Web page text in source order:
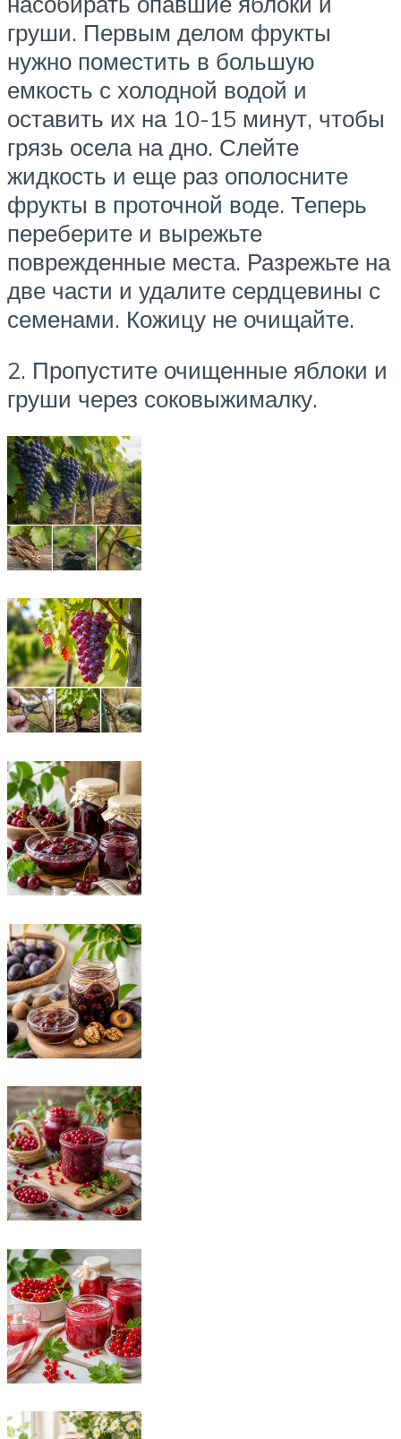
груши. Первым делом фрукты
нужно поместить в большую
емкость с холодной водой и
оставить их на 10-15 минут, чтобы
грязь осела на дно. Слейте
жидкость и еще раз ополосните
фрукты в проточной воде. Теперь
переберите и вырежьте
поврежденные места. Разрежьте на
две части и удалите сердцевины с
семенами. Кожицу не очищайте.
2. Пропустите очищенные яблоки и
груши через соковыжималку.